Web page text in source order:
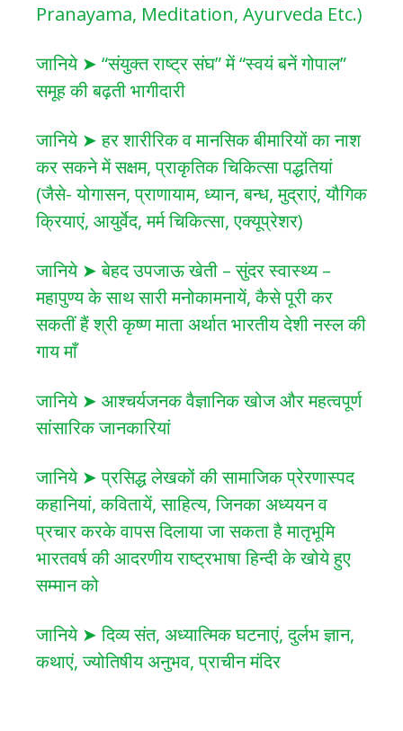
Pranayama, Meditation, Ayurveda Etc.)
जानिये ➤ “संयुक्त राष्ट्र संघ” में “स्वयं बनें गोपाल”
समूह की बढ़ती भागीदारी
जानिये ➤ हर शारीरिक व मानसिक बीमारियों का नाश
कर सकने में सक्षम, प्राकृतिक चिकित्सा पद्धतियां
(जैसे- योगासन, प्राणायाम, ध्यान, बन्ध, मुद्राएं, यौगिक
क्रियाएं, आयुर्वेद, मर्म चिकित्सा, एक्यूप्रेशर)
जानिये ➤ बेहद उपजाऊ खेती – सुंदर स्वास्थ्य –
महापुण्य के साथ सारी मनोकामनायें, कैसे पूरी कर
सकतीं हैं श्री कृष्ण माता अर्थात भारतीय देशी नस्ल की
गाय माँ
जानिये ➤ आश्चर्यजनक वैज्ञानिक खोज और महत्वपूर्ण
सांसारिक जानकारियां
जानिये ➤ प्रसिद्ध लेखकों की सामाजिक प्रेरणास्पद
कहानियां, कवितायें, साहित्य, जिनका अध्ययन व
प्रचार करके वापस दिलाया जा सकता है मातृभूमि
भारतवर्ष की आदरणीय राष्ट्रभाषा हिन्दी के खोये हुए
सम्मान को
जानिये ➤ दिव्य संत, अध्यात्मिक घटनाएं, दुर्लभ ज्ञान,
कथाएं, ज्योतिषीय अनुभव, प्राचीन मंदिर